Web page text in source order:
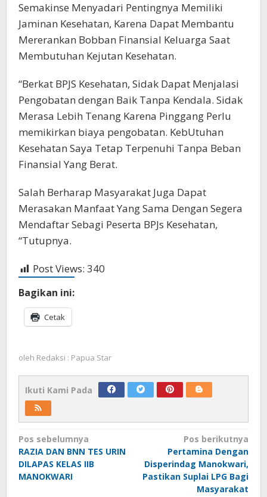
Semakinse Menyadari Pentingnya Memiliki
Jaminan Kesehatan, Karena Dapat Membantu
Mererankan Bobban Finansial Keluarga Saat
Membutuhan Kejutan Kesehatan.
“Berkat BPJS Kesehatan, Sidak Dapat Menjalasi
Pengobatan dengan Baik Tanpa Kendala. Sidak
Merasa Lebih Tenang Karena Pinggang Perlu
memikirkan biaya pengobatan. KebUtuhan
Kesehatan Saya Tetap Terpenuhi Tanpa Beban
Finansial Yang Berat.
Salah Berharap Masyarakat Juga Dapat
Merasakan Manfaat Yang Sama Dengan Segera
Mendaftar Sebagi Peserta BPJs Kesehatan,
“Tutupnya.
Post Views: 340
Bagikan ini:
Cetak
oleh Redaksi : Papua Star
Ikuti Kami Pada
Navigasi
pos
Pos sebelumnya
RAZIA DAN BNN TES URIN
DILAPAS KELAS IIB
MANOKWARI
Pos berikutnya
Pertamina Dengan
Disperindag Manokwari,
Pastikan Suplai LPG Bagi
Masyarakat